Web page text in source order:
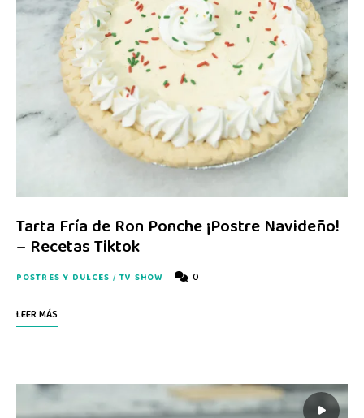
Tarta Fría de Ron Ponche ¡Postre Navideño!
– Recetas Tiktok
POSTRES Y DULCES / TV SHOW 0
LEER MÁS